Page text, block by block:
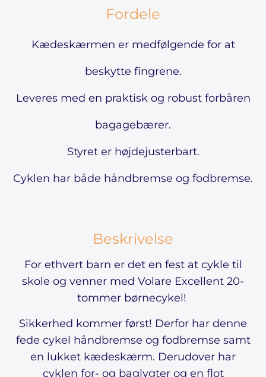
Fordele
Kædeskærmen er medfølgende for at
beskytte fingrene.
Leveres med en praktisk og robust forbåren
bagagebærer.
Styret er højdejusterbart.
Cyklen har både håndbremse og fodbremse.
Beskrivelse
For ethvert barn er det en fest at cykle til
skole og venner med Volare Excellent 20-
tommer børnecykel!
Sikkerhed kommer først! Derfor har denne
fede cykel håndbremse og fodbremse samt
en lukket kædeskærm. Derudover har
cyklen for- og baglygter og en flot